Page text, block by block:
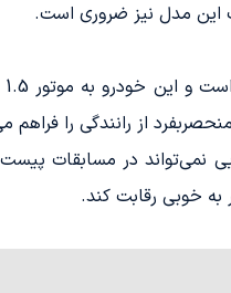
این مدل نیز ضروری است.
از رانندگی را فراهم
گشتاور این خودرو به تنهایی
به خوبی رقابت کند.